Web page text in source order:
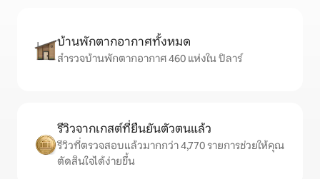
บ้านพักตากอากาศทั้งหมด
สำรวจบ้านพักตากอากาศ 460 แห่งใน ปิลาร์
รีวิวจากเกสต์ที่ยืนยันตัวตนแล้ว
รีวิวที่ตรวจสอบแล้วมากกว่า 4,770 รายการช่วยให้คุณ
ตัดสินใจได้ง่ายขึ้น